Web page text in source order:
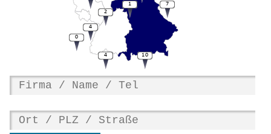
7
0
2
4
4
1
10